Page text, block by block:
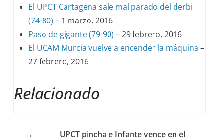
El UPCT Cartagena sale mal parado del derbi
(74-80) – 1 marzo, 2016
Paso de gigante (79-90) – 29 febrero, 2016
El UCAM Murcia vuelve a encender la máquina –
27 febrero, 2016
Relacionado
←
UPCT pincha e Infante vence en el